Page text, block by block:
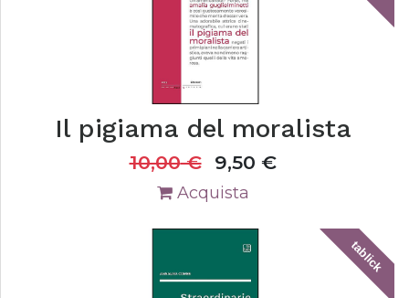
Il pigiama del moralista
10,00€ 9,50 €
Acquista
tablick